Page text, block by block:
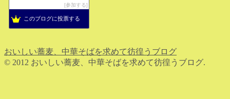
参加する
このブログに投票する
おいしい蕎麦、中華そばを求めて彷徨うブログ
© 2012 おいしい蕎麦、中華そばを求めて彷徨うブログ.